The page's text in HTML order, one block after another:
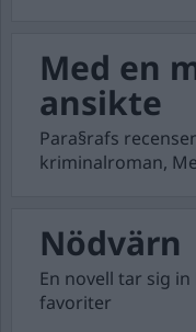
Med en
ansikte
Para§rafs
kriminalroman,
Nödvärn
En novell tar sig
favoriter